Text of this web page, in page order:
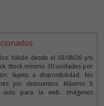
Válido desde el 03/08/26 y/o
Stock mínimo 30 unidades por
Sujeto a disponibilidad. No
y/o descuentos. Máximo 5
solo para la web. Imágenes